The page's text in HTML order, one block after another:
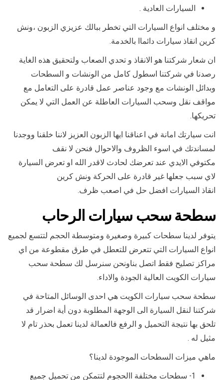
السيارات العادية .
و مختلف انواع السيارات التي تخطر ببالك عزيزي الزبون ،ونش
كرين انقاذ سيارات دائماا بالخدمة.
ان شعار شركتنا هو الانقاذ و تحدي الصعاب ولتحقيق هذه الغاية
رصدنا في شركتنا اسطول كامل من الونشات و السطحات
وبدائل الونشات مع وجود عناصر عمل قادرة على التعامل مع
مواقف نقل وسحب السيارات العاطلة عن العمل التي لا يمكن
تحريكها.
انت سيارتك امانة في اعناقنا ايها الزبون العزيز لاننا خلقنا ووجدنا
لمساندتك في اسوء الظروف والاحوال فنحن لا نقف
مكتوفي الايدي عند تعرضك لحادث لاقدر الله او تعرض السيارة
لاي سبب جعلها غير قادرة على الحركة ونش كرين
انقاذ السيارات افضل حل في اصعب ظرف.
سطحة سحب سيارات الرحاب
يتوفر لدينا سطحات كبيرة وصغيرة ومتوسطة الحجم لتتسع لجميع
انواع السيارات التي تتعرض للتعطل في طرق مقطوعة من اي
مراكز تصليح فقط اتصل بناونحن سنرسل لك سطحة سحب
سيارات الكويت العالية الجودة والاداء.
سطحة سحب سيارات الكويت هي احدى الوسائل المتاحة في
شركتنا لنقل السيارة الى الوجهة المطلوبة دون أية اضرار قد
تلحق بها نتيجة التحميل و الرفع فالعمالة لدينا تعمل بحذر تام لا
مثيل له .
ماهي ميزات السطحات الموجودة لدينا؟
1- سطحات مختلفة االحجوم لتتمكن من تحميل جميع